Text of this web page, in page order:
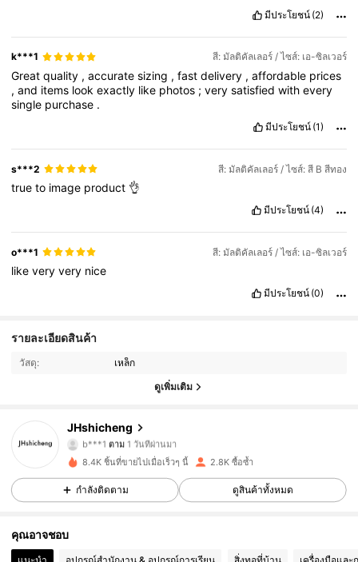
มีประโยชน์ (2)
k***1 สี: มัลติคัลเลอร์ / ไซส์: เอ-ซิลเวอร์
Greatquality ,accuratesizing ,fastdelivery ,affordable prices
,and items lookexactly like photos ;verysatisfiedwithevery
single purchase .
มีประโยชน์ (1)
s***2 สี: มัลติคัลเลอร์ / ไซส์: สี B สีทอง
trueto image product 👌
มีประโยชน์ (4)
o***1 สี: มัลติคัลเลอร์ / ไซส์: เอ-ซิลเวอร์
likeveryvery nice
มีประโยชน์ (0)
รายละเอียดสินค้า
วัสดุ: เหล็ก
ดูเพิ่มเติม
JHshicheng
4.91
b***1 ตาม 1 วันที่ผ่านมา
4.91
2.2K ผู้ติดตาม
8.4K ชิ้นที่ขายไปเมื่อเร็วๆ นี้ 2.8K ซื้อซ้ำ
กำลังติดตาม ดูสินค้าทั้งหมด
คุณอาจชอบ